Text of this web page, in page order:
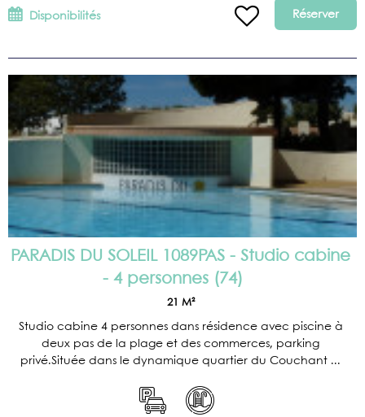
Disponibilités Réserver
PARADIS DU SOLEIL 1089PAS - Studio cabine
- 4 personnes (74)
21 M²
Studio cabine 4 personnes dans résidence avec piscine à
deux pas de la plage et des commerces, parking
privé.Située dans le dynamique quartier du Couchant ...